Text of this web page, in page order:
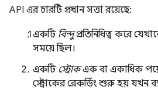
API এর চারটি প্রধান সত্তা রয়েছে:
একটি বিন্দুপ্রতিনিধিত্ব করে
সময়ে ছিল।
একটি স্ট্রোকএক বা একাধিক
স্ট্রোকের রেকর্ডিং শুরু হয় যখন